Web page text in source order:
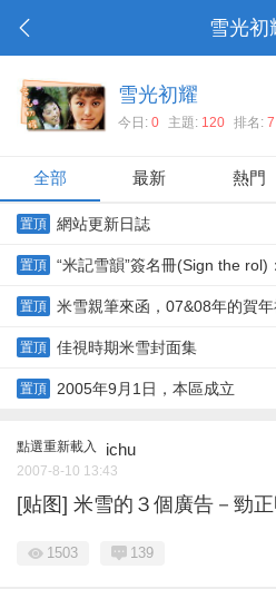
雪光初
雪光初耀
今日:0 主題: 120 排名:7
全部 最新 熱門
置頂 網站更新日誌
置頂 “米記雪韻”簽名冊(Sign the rol)：
置頂 米雪親筆來函，07&08年的賀
置頂 佳視時期米雪封面集
置頂 2005年9月1日，本區成立
點選重新載入 ichu
2007-8-10 13:43
[贴图] 米雪的３個廣告－勁正
1503 139